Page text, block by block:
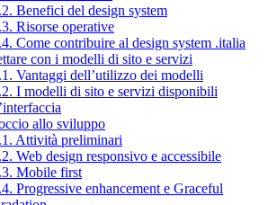
Benefici del design system
Risorse operative
Come contribuire al design system .italia
con i modelli di sito e servizi
Vantaggi dell’utilizzo dei modelli
I modelli di sito e servizi disponibili
allo sviluppo
Attività preliminari
Web design responsivo e accessibile
Mobile first
Progressive enhancement e Graceful